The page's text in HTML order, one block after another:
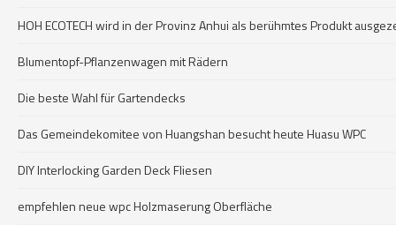
HOH ECOTECH wird in der Provinz Anhui als berühmtes Produkt
Blumentopf-Pflanzenwagen mit Rädern
Die beste Wahl für Gartendecks
Das Gemeindekomitee von Huangshan besucht heute Huasu WPC
DIY Interlocking Garden Deck Fliesen
empfehlen neue wpc Holzmaserung Oberfläche